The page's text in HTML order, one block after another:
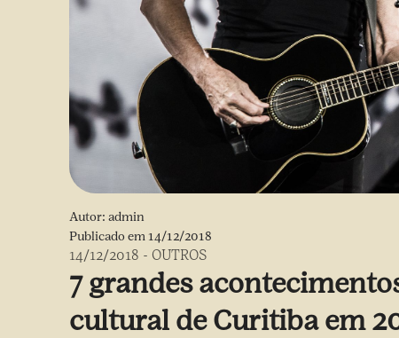
Autor: admin
Publicado em14/12/2018
14/12/2018 - OUTROS
7 grandes
cultural de Curitiba em